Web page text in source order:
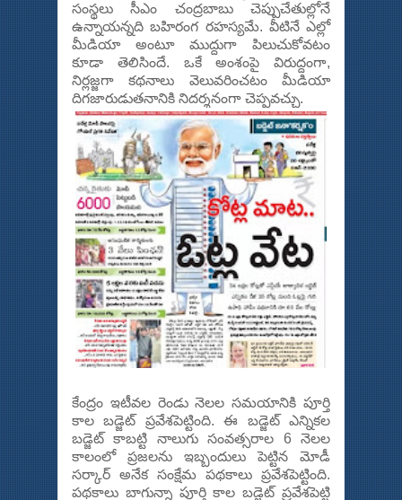
సంస్థ‌లు సీఎం చంద్ర‌బాబు చెప్పుచేతుల్లోనే
ఉన్నాయ‌న్న‌ది బ‌హిరంగ ర‌హ‌స్యమే. వీటినే ఎల్లో
మీడియా అంటూ ముద్దుగా పిలుచుకోవ‌టం
కూడా తెలిసిందే. ఒకే అంశంపై విరుద్దంగా,
నిర్ల‌జ్జ‌గా క‌థ‌నాలు వెలువ‌రించ‌టం మీడియా
దిగ‌జారుడుత‌నానికి నిద‌ర్శనంగా చెప్ప‌వ‌చ్చు.
కేంద్రం ఇటీవ‌ల రెండు నెల‌ల స‌మ‌యానికి పూర్తి
కాల బ‌డ్జెట్ ప్ర‌వేశ‌పెట్టింది. ఈ బ‌డ్జెట్ ఎన్నిక‌ల
బ‌డ్జెట్ కాబ‌ట్టి నాలుగు సంవ‌త్స‌రాల 6 నెల‌ల
కాలంలో ప్ర‌జ‌ల‌ను ఇబ్బందులు పెట్టిన మోడీ
స‌ర్కార్ అనేక సంక్షేమ ప‌థ‌కాలు ప్ర‌వేశ‌పెట్టింది.
ప‌థ‌కాలు బాగున్నా పూర్తి కాల బ‌డ్జెట్ ప్ర‌వేశ‌పెట్టి